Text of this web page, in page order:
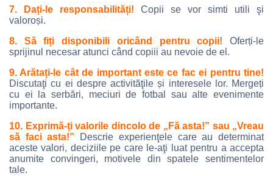
7. Dați-le responsabilități! Copii se vor simti utili şi
valoroși.
8. Să fiți disponibili oricând pentru copii! Oferți-le
sprijinul necesar atunci când copiii au nevoie de el.
9. Arătați-le cât de important este ce fac ei pentru tine!
Discutaţi cu ei despre activităţile și interesele lor. Mergeți
cu ei la serbări, meciuri de fotbal sau alte evenimente
importante.
10. Exprimă-ți valorile dincolo de „Fă asta!” sau „Vreau
să faci asta!” Descrie experienţele care au determinat
aceste valori, deciziile pe care le-aţi luat pentru a accepta
anumite convingeri, motivele din spatele sentimentelor
tale.